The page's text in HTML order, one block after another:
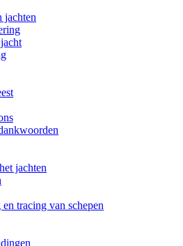
jachten
jachten
tracing van schepen